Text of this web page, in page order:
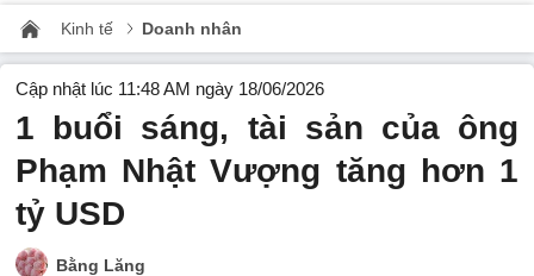
Kinh tế Doanh nhân
Cập nhật lúc 11:48 AM ngày 18/06/2026
1 buổi sáng, tài sản của ông
Phạm Nhật Vượng tăng hơn 1
tỷ USD
Bằng Lăng